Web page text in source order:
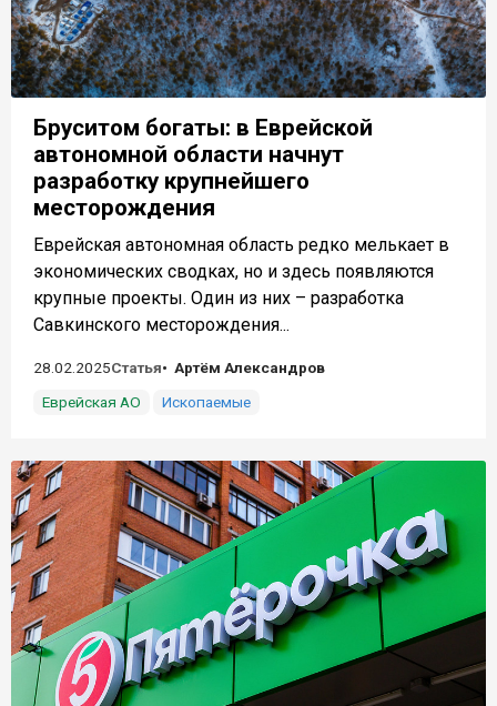
Бруситом богаты: в Еврейской
автономной области начнут
разработку крупнейшего
месторождения
Еврейская автономная область редко мелькает в
экономических сводках, но и здесь появляются
крупные проекты. Один из них – разработка
Савкинского месторождения...
28.02.2025Статья
Артём Александров
Еврейская АО
Ископаемые